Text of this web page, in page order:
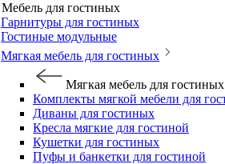
Мебель для гостиных
Гарнитуры для гостиных
Гостиные модульные
Мягкая мебель для гостиных
Мягкая мебель для гостиных
Комплекты мягкой мебели для
Диваны для гостиных
Кресла мягкие для гостиной
Кушетки для гостиных
Пуфы и банкетки для гостиной